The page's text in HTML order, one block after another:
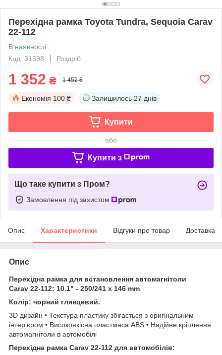
Перехідна рамка Toyota Tundra, Sequoia Carav
22-112
В наявності
Код: 31598
Роздріб
1 352 ₴ 1 452 ₴
Економія 100 ₴ Залишилось 27 днів
Купити
або
Купити з
Що таке купити з Пром?
Замовлення під захистом
Опис Характеристики Відгуки про товар Доставка
Опис
Перехідна рамка для встановлення автомагнітоли
Carav 22-112: 10.1" - 250/241 x 146 mm
Колір: чорний глянцевий.
3D дизайн • Текстура пластику збігається з оригінальним
інтер'єром • Високоякісна пластмаса ABS • Надійне кріплення
автомагнітоли в автомобілі
Перехідна рамка Carav 22-112 для автомобілів: